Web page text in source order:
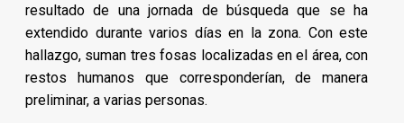
resultado de una jornada de búsqueda que se ha
extendido durante varios días en la zona. Con este
hallazgo, suman tres fosas localizadas en el área, con
restos humanos que corresponderían, de manera
preliminar, a varias personas.